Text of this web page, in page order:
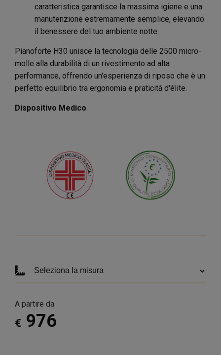
caratteristica garantisce la massima igiene e una
manutenzione estremamente semplice, elevando
il benessere del tuo ambiente notte.
Pianoforte H30 unisce la tecnologia delle 2500 micro-
molle alla durabilità di un rivestimento ad alta
performance, offrendo un'esperienza di riposo che è un
perfetto equilibrio tra ergonomia e praticità d'élite.
Dispositivo Medico.
A partire da
€ 976